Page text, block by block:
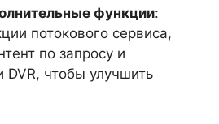
функции:
потокового сервиса,
по запросу и
DVR, чтобы улучшить